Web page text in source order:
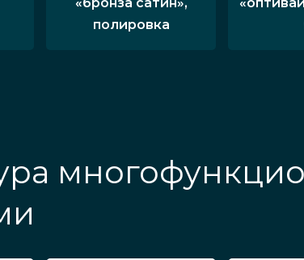
«бронза сатин»,
полировка